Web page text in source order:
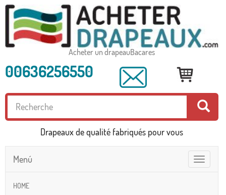
Acheter un drapeauBacares
00636256550
Drapeaux de qualité fabriqués pour vous
Toggle
navigation
Menú
HOME